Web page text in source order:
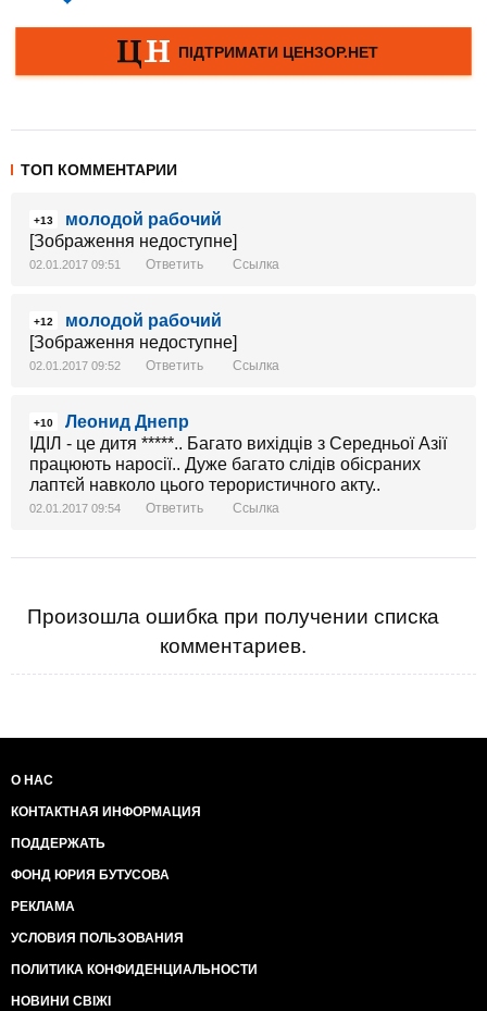
ТОП КОММЕНТАРИИ
+13
молодой рабочий
[Зображення недоступне]
02.01.2017 09:51 Ответить Ссылка
+12
молодой рабочий
[Зображення недоступне]
02.01.2017 09:52 Ответить Ссылка
+10
Леонид Днепр
ІДІЛ - це дитя *****.. Багато вихідців з Середньої Азії
працюють наросії.. Дуже багато слідів обісраних
лаптєй навколо цього терористичного акту..
02.01.2017 09:54 Ответить Ссылка
Произошла ошибка при получении списка
комментариев.
О НАС
КОНТАКТНАЯ ИНФОРМАЦИЯ
ПОДДЕРЖАТЬ
ФОНД ЮРИЯ БУТУСОВА
РЕКЛАМА
УСЛОВИЯ ПОЛЬЗОВАНИЯ
ПОЛИТИКА КОНФИДЕНЦИАЛЬНОСТИ
НОВИНИ СВІЖІ